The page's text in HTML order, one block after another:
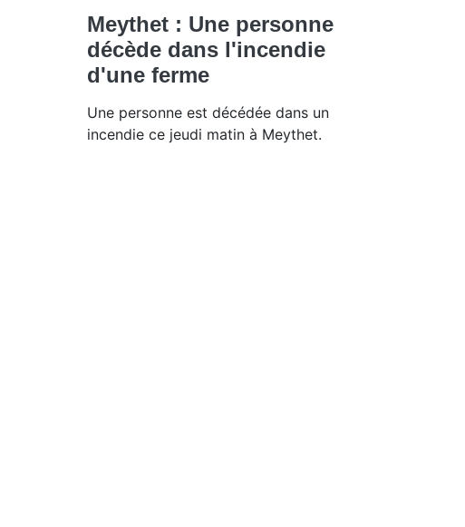
Meythet : Une personne
décède dans l'incendie
d'une ferme
Une personne est décédée dans un
incendie ce jeudi matin à Meythet.